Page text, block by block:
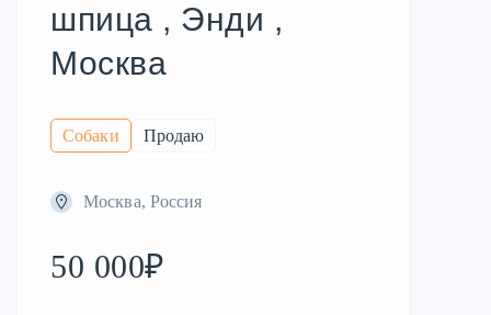
шпица , Энди ,
Москва
Собаки Продаю
Москва, Россия
50 000₽